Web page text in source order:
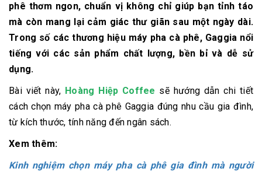
phê thơm ngon, chuẩn vị không chỉ giúp bạn tỉnh táo
mà còn mang lại cảm giác thư giãn sau một ngày dài.
Trong số các thương hiệu máy pha cà phê, Gaggia nổi
tiếng với các sản phẩm chất lượng, bền bỉ và dễ sử
dụng.
Bài viết này, Hoàng Hiệp Coffee sẽ hướng dẫn chi tiết
cách chọn máy pha cà phê Gaggia đúng nhu cầu gia đình,
từ kích thước, tính năng đến ngân sách.
Xem thêm:
Kinh nghiệm chọn máy pha cà phê gia đình mà người